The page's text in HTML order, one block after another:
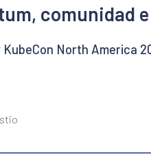
comunidad
North America